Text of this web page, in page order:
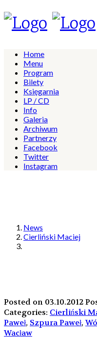
Home
Menu
Program
Bilety
Księgarnia
LP / CD
Info
Galeria
Archiwum
Partnerzy
Facebook
Twitter
Instagram
News
Cierliński Maciej
Posted on 03.10.2012
Categories: Cierliński
Paweł, Szpura Paweł,
Wacław